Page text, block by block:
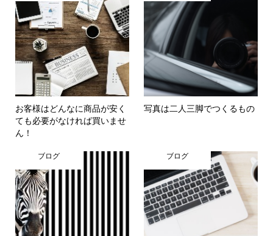
お客様はどんなに商品が安く
ても必要がなければ買いませ
ん！
写真は二人三脚でつくるもの
ブログ ブログ